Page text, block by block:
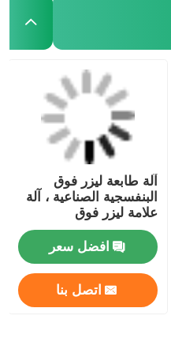
آلة طابعة ليزر فوق
البنفسجية الصناعية ، آلة
علامة ليزر فوق
البنفسجية الطائرة
افضل سعر
اتصل بنا